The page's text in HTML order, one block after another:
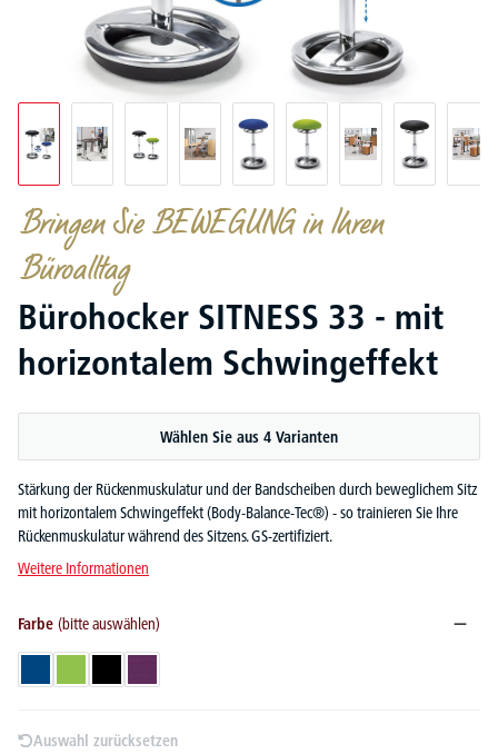
Bringen Sie BEWEGUNG in Ihren
Büroalltag
Bürohocker SITNESS 33 - mit
horizontalem Schwingeffekt
Wählen Sie aus 4 Varianten
Stärkung der Rückenmuskulatur und der Bandscheiben durch beweglichem Sitz
mit horizontalem Schwingeffekt (Body-Balance-Tec®) - so trainieren Sie Ihre
Rückenmuskulatur während des Sitzens. GS-zertifiziert.
Weitere Informationen
Farbe (bitte auswählen)
Auswahl zurücksetzen